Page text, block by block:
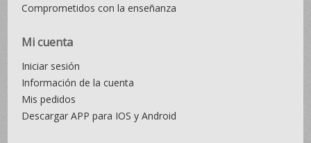
Comprometidos con la enseñanza
Mi cuenta
Iniciar sesión
Información de la cuenta
Mis pedidos
Descargar APP para IOS y Android